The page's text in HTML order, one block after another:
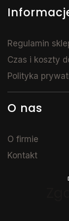
Regulamin
Czas i koszty
Polityka
O nas
O firmie
Kontakt